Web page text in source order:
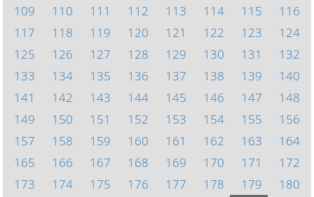
109
110 111 112 113 114 115
116
117
118 119 120 121 122 123
124
125
126 127 128 129 130 131
132
133
134 135 136 137 138 139
140
141
142 143 144 145 146 147
148
149
150 151 152 153 154 155
156
157
158 159 160 161 162 163
164
165
166 167 168 169 170 171
172
173
174 175 176 177 178 179
180